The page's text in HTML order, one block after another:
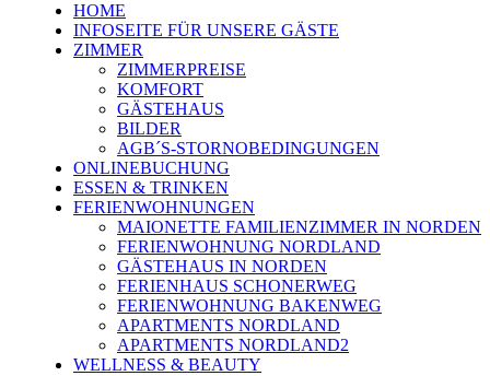
HOME
INFOSEITE FÜR UNSERE GÄSTE
ZIMMER
ZIMMERPREISE
KOMFORT
GÄSTEHAUS
BILDER
AGB´S-STORNOBEDINGUNGEN
ONLINEBUCHUNG
ESSEN & TRINKEN
FERIENWOHNUNGEN
MAIONETTE FAMILIENZIMMER IN NORDEN
FERIENWOHNUNG NORDLAND
GÄSTEHAUS IN NORDEN
FERIENHAUS SCHONERWEG
FERIENWOHNUNG BAKENWEG
APARTMENTS NORDLAND
APARTMENTS NORDLAND2
WELLNESS & BEAUTY